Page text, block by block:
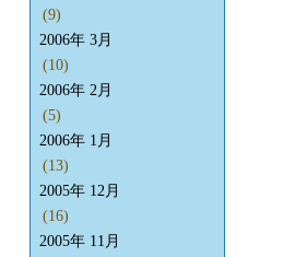
(9)
2006年 3月
(10)
2006年 2月
(5)
2006年 1月
(13)
2005年 12月
(16)
2005年 11月